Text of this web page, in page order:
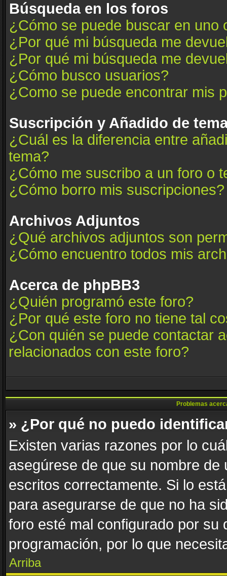
Búsqueda en los foros
¿Cómo se puede buscar en uno
¿Por qué mi búsqueda me
¿Por qué mi búsqueda me
¿Cómo busco usuarios?
¿Como se puede encontrar mis
Suscripción y Añadido de
¿Cuál es la diferencia entre
tema?
¿Cómo me suscribo a un foro o
¿Cómo borro mis suscripciones?
Archivos Adjuntos
¿Qué archivos adjuntos son
¿Cómo encuentro todos mis
Acerca de phpBB3
¿Quién programó este foro?
¿Por qué este foro no tiene tal
¿Con quién se puede contactar
relacionados con este foro?
Problemas
» ¿Por qué no puedo
Existen varias razones por lo
asegúrese de que su nombre
escritos correctamente. Si lo
para asegurarse de que no ha
foro esté mal configurado por su
programación, por lo que
Arriba